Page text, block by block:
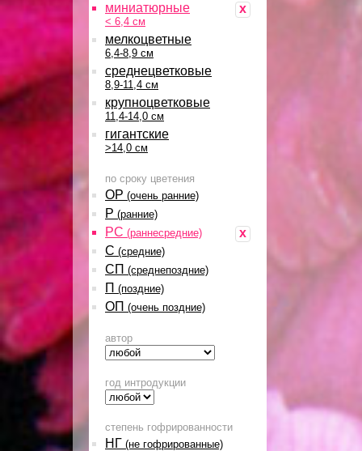
x
миниатюрные
< 6,4 см
мелкоцветные
6,4-8,9 см
среднецветковые
8,9-11,4 см
крупноцветковые
11,4-14,0 см
гигантские
>14,0 см
по сроку цветения
ОР (очень ранние)
Р (ранние)
x
РС (раннесредние)
С (средние)
СП (среднепоздние)
П (поздние)
ОП (очень поздние)
автор
год интродукции
степень гофрированности
НГ (не гофрированные)